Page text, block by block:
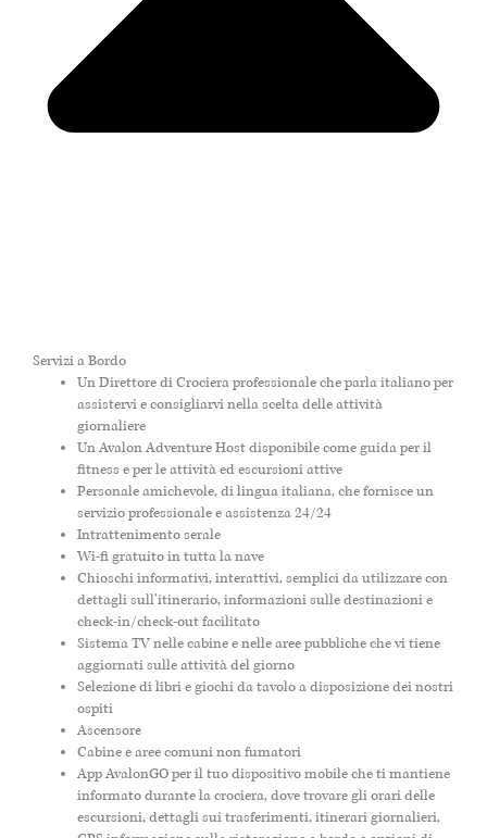
Servizi a Bordo
Un Direttore di Crociera professionale che parla italiano per
assistervi e consigliarvi nella scelta delle attività
giornaliere
Un Avalon Adventure Host disponibile come guida per il
fitness e per le attività ed escursioni attive
Personale amichevole, di lingua italiana, che fornisce un
servizio professionale e assistenza 24/24
Intrattenimento serale
Wi-fi gratuito in tutta la nave
Chioschi informativi, interattivi, semplici da utilizzare con
dettagli sull’itinerario, informazioni sulle destinazioni e
check-in/check-out facilitato
Sistema TV nelle cabine e nelle aree pubbliche che vi tiene
aggiornati sulle attività del giorno
Selezione di libri e giochi da tavolo a disposizione dei nostri
ospiti
Ascensore
Cabine e aree comuni non fumatori
App AvalonGO per il tuo dispositivo mobile che ti mantiene
informato durante la crociera, dove trovare gli orari delle
escursioni, dettagli sui trasferimenti, itinerari giornalieri,